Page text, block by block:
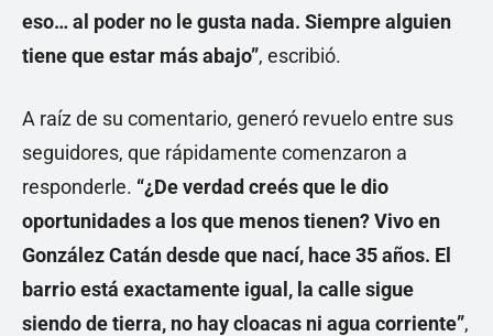
eso… al poder no le gusta nada. Siempre alguien
tiene que estar más abajo”, escribió.
A raíz de su comentario, generó revuelo entre sus
seguidores, que rápidamente comenzaron a
responderle. “¿De verdad creés que le dio
oportunidades a los que menos tienen? Vivo en
González Catán desde que nací, hace 35 años. El
barrio está exactamente igual, la calle sigue
siendo de tierra, no hay cloacas ni agua corriente”,